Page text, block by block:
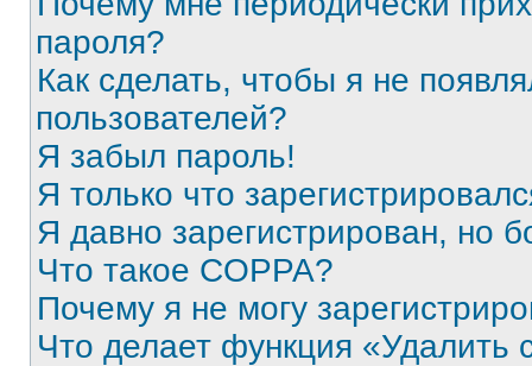
пароля?
Как сделать, чтобы я не
пользователей?
Я забыл пароль!
Я только что
Я давно зарегистрирован, но
Что такое COPPA?
Почему я не могу
Что делает функция «Удалить